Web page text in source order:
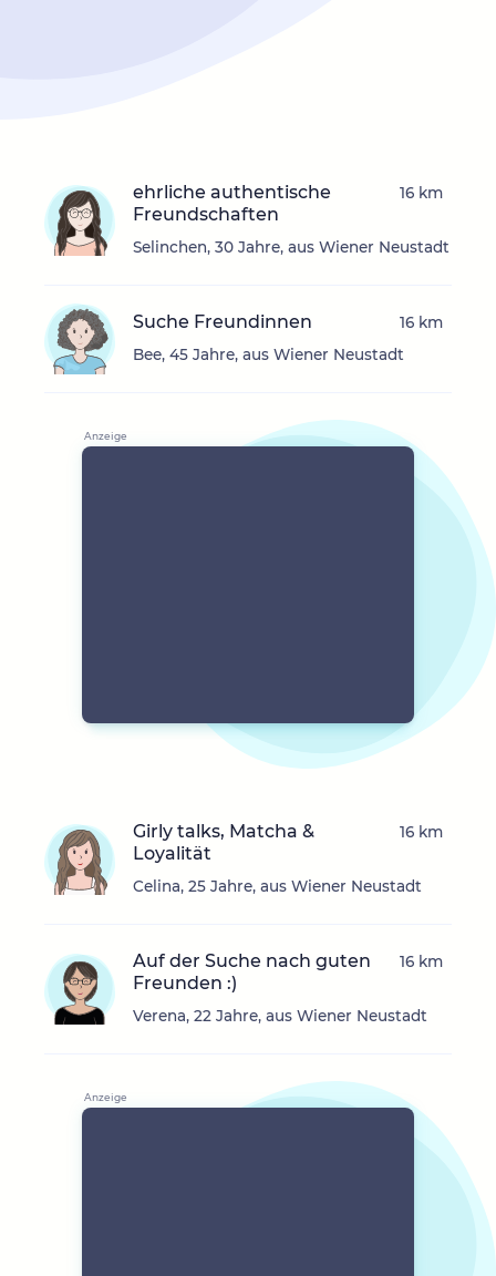
ehrliche authentische
Freundschaften
Selinchen, 30 Jahre, aus Wiener Neustadt
16 km
Suche Freundinnen
Bee, 45 Jahre, aus Wiener Neustadt
16 km
Girly talks, Matcha &
Loyalität
Celina, 25 Jahre, aus Wiener Neustadt
16 km
Auf der Suche nach guten
Freunden :)
Verena, 22 Jahre, aus Wiener Neustadt
16 km